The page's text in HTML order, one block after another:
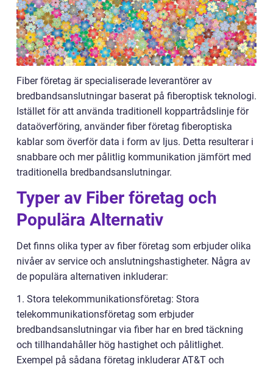
Fiber företag är specialiserade leverantörer av
bredbandsanslutningar baserat på fiberoptisk teknologi.
Istället för att använda traditionell koppartrådslinje för
dataöverföring, använder fiber företag fiberoptiska
kablar som överför data i form av ljus. Detta resulterar i
snabbare och mer pålitlig kommunikation jämfört med
traditionella bredbandsanslutningar.
Typer av Fiber företag och
Populära Alternativ
Det finns olika typer av fiber företag som erbjuder olika
nivåer av service och anslutningshastigheter. Några av
de populära alternativen inkluderar:
1. Stora telekommunikationsföretag: Stora
telekommunikationsföretag som erbjuder
bredbandsanslutningar via fiber har en bred täckning
och tillhandahåller hög hastighet och pålitlighet.
Exempel på sådana företag inkluderar AT&T och